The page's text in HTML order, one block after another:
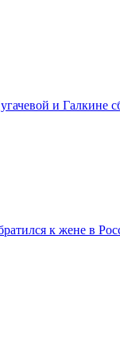
и Галкине
к жене в